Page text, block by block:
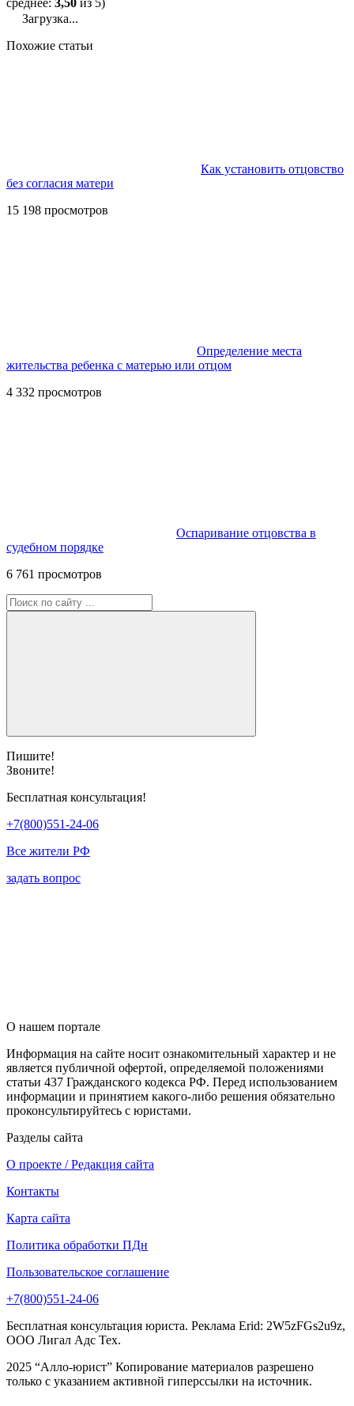
среднее: 3,50 из 5)
Загрузка...
Похожие статьи
Как установить отцовство
без согласия матери
15 198 просмотров
Определение места
жительства ребенка с матерью или отцом
4 332 просмотров
Оспаривание отцовства в
судебном порядке
6 761 просмотров
Пишите!
Звоните!
Бесплатная консультация!
+7(800)551-24-06
Все жители РФ
задать вопрос
О нашем портале
Информация на сайте носит ознакомительный характер и не
является публичной офертой, определяемой положениями
статьи 437 Гражданского кодекса РФ. Перед использованием
информации и принятием какого-либо решения обязательно
проконсультируйтесь с юристами.
Разделы сайта
О проекте / Редакция сайта
Контакты
Карта сайта
Политика обработки ПДн
Пользовательское соглашение
+7(800)551-24-06
Бесплатная консультация юриста. Реклама Erid: 2W5zFGs2u9z,
ООО Лигал Адс Тех.
2025 “Алло-юрист” Копирование материалов разрешено
только с указанием активной гиперссылки на источник.